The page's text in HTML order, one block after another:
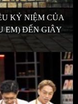
KỶ NIỆM CỦA
EM) ĐẾN GIÂY